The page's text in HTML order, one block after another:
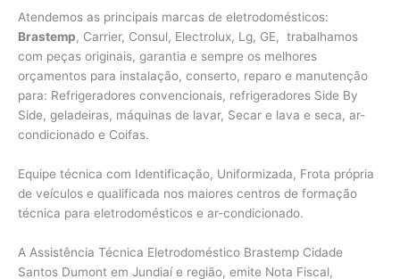
Atendemos as principais marcas de eletrodomésticos:
Brastemp, Carrier, Consul, Electrolux, Lg, GE, trabalhamos
com peças originais, garantia e sempre os melhores
orçamentos para instalação, conserto, reparo e manutenção
para: Refrigeradores convencionais, refrigeradores Side By
Side, geladeiras, máquinas de lavar, Secar e lava e seca, ar-
condicionado e Coifas.
Equipe técnica com Identificação, Uniformizada, Frota própria
de veículos e qualificada nos maiores centros de formação
técnica para eletrodomésticos e ar-condicionado.
A Assistência Técnica Eletrodoméstico Brastemp Cidade
Santos Dumont em Jundiaí e região, emite Nota Fiscal,